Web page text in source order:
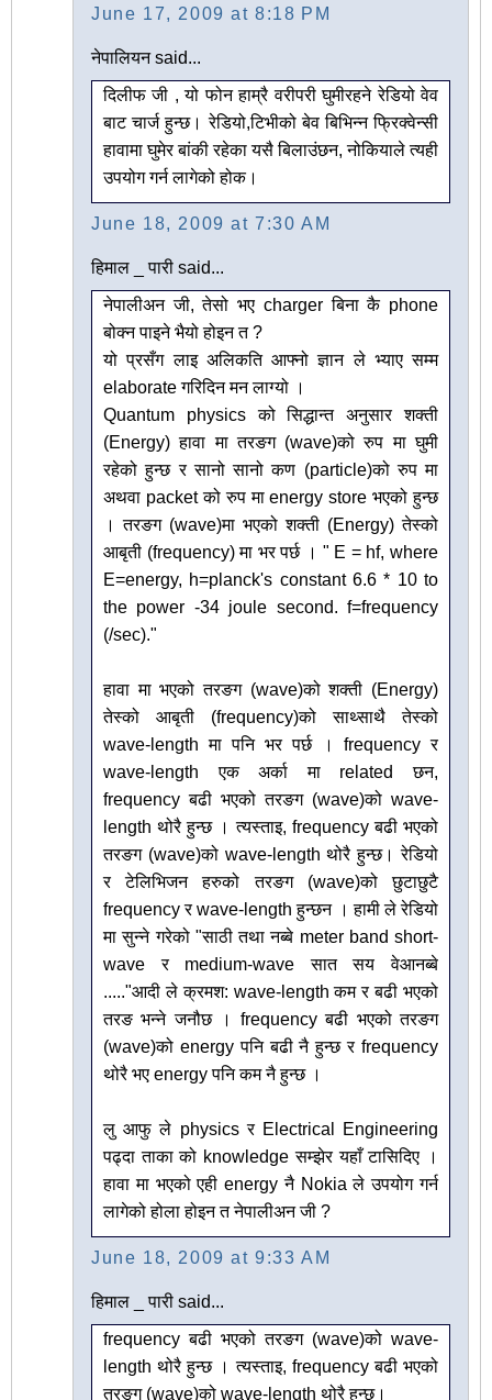
June 17, 2009 at 8:18 PM
नेपालियन said...
दिलीफ जी , यो फोन हाम्रै वरीपरी घुमीरहने रेडियो वेव
बाट चार्ज हुन्छ। रेडियो,टिभीको बेव बिभिन्न फ्रिक्वेन्सी
हावामा घुमेर बांकी रहेका यसै बिलाउंछन, नोकियाले त्यही
उपयोग गर्न लागेको होक।
June 18, 2009 at 7:30 AM
हिमाल _ पारी said...
नेपालीअन जी, तेसो भए charger बिना कै phone
बोक्न पाइने भैयो होइन त ?
यो प्रसँग लाइ अलिकति आफ्नो ज्ञान ले भ्याए सम्म
elaborate गरिदिन मन लाग्यो ।
Quantum physics को सिद्धान्त अनुसार शक्ती
(Energy) हावा मा तरङग (wave)को रुप मा घुमी
रहेको हुन्छ र सानो सानो कण (particle)को रुप मा
अथवा packet को रुप मा energy store भएको हुन्छ
। तरङग (wave)मा भएको शक्ती (Energy) तेस्को
आबृती (frequency) मा भर पर्छ । " E = hf, where
E=energy, h=planck's constant 6.6 * 10 to
the power -34 joule second. f=frequency
(/sec)."
हावा मा भएको तरङग (wave)को शक्ती (Energy)
तेस्को आबृती (frequency)को साथ्साथै तेस्को
wave-length मा पनि भर पर्छ । frequency र
wave-length एक अर्का मा related छन,
frequency बढी भएको तरङग (wave)को wave-
length थोरै हुन्छ । त्यस्ताइ, frequency बढी भएको
तरङग (wave)को wave-length थोरै हुन्छ। रेडियो
र टेलिभिजन हरुको तरङग (wave)को छुटाछुटै
frequency र wave-length हुन्छन । हामी ले रेडियो
मा सुन्ने गरेको "साठी तथा नब्बे meter band short-
wave र medium-wave सात सय वेआनब्बे
....."आदी ले क्रमश: wave-length कम र बढी भएको
तरङ भन्ने जनौछ । frequency बढी भएको तरङग
(wave)को energy पनि बढी नै हुन्छ र frequency
थोरै भए energy पनि कम नै हुन्छ ।
लु आफु ले physics र Electrical Engineering
पढ्दा ताका को knowledge सम्झेर यहाँ टासिदिए ।
हावा मा भएको एही energy नै Nokia ले उपयोग गर्न
लागेको होला होइन त नेपालीअन जी ?
June 18, 2009 at 9:33 AM
हिमाल _ पारी said...
frequency बढी भएको तरङग (wave)को wave-
length थोरै हुन्छ । त्यस्ताइ, frequency बढी भएको
तरङग (wave)को wave-length थोरै हुन्छ।